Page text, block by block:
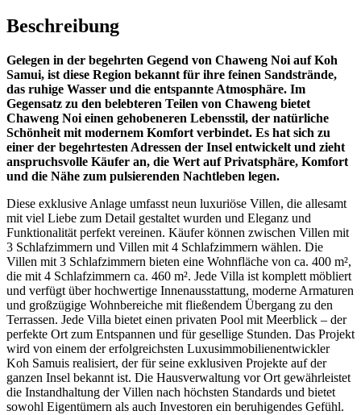
Beschreibung
Gelegen in der begehrten Gegend von Chaweng Noi auf Koh
Samui, ist diese Region bekannt für ihre feinen Sandstrände,
das ruhige Wasser und die entspannte Atmosphäre. Im
Gegensatz zu den belebteren Teilen von Chaweng bietet
Chaweng Noi einen gehobeneren Lebensstil, der natürliche
Schönheit mit modernem Komfort verbindet. Es hat sich zu
einer der begehrtesten Adressen der Insel entwickelt und zieht
anspruchsvolle Käufer an, die Wert auf Privatsphäre, Komfort
und die Nähe zum pulsierenden Nachtleben legen.
Diese exklusive Anlage umfasst neun luxuriöse Villen, die allesamt
mit viel Liebe zum Detail gestaltet wurden und Eleganz und
Funktionalität perfekt vereinen. Käufer können zwischen Villen mit
3 Schlafzimmern und Villen mit 4 Schlafzimmern wählen. Die
Villen mit 3 Schlafzimmern bieten eine Wohnfläche von ca. 400 m²,
die mit 4 Schlafzimmern ca. 460 m². Jede Villa ist komplett möbliert
und verfügt über hochwertige Innenausstattung, moderne Armaturen
und großzügige Wohnbereiche mit fließendem Übergang zu den
Terrassen. Jede Villa bietet einen privaten Pool mit Meerblick – der
perfekte Ort zum Entspannen und für gesellige Stunden. Das Projekt
wird von einem der erfolgreichsten Luxusimmobilienentwickler
Koh Samuis realisiert, der für seine exklusiven Projekte auf der
ganzen Insel bekannt ist. Die Hausverwaltung vor Ort gewährleistet
die Instandhaltung der Villen nach höchsten Standards und bietet
sowohl Eigentümern als auch Investoren ein beruhigendes Gefühl.